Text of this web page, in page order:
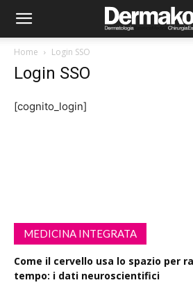
Home Login SSO
Login SSO
[cognito_login]
MEDICINA INTEGRATA
Come il cervello usa lo spazio per
tempo: i dati neuroscientifici